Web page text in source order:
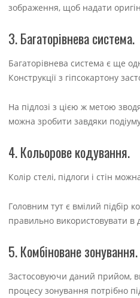
зображення, щоб надати
3. Багаторівнева система.
Багаторівнева система є ще
Конструкції з гіпсокартону
На підлозі з цією ж метою
можна зробити завдяки
4. Кольорове кодування.
Колір стелі, підлоги і стін
Головним тут є вмілий підбір
правильно використовувати в
5. Комбіноване зонування.
Застосовуючи даний прийом,
процесу зонування потрібно